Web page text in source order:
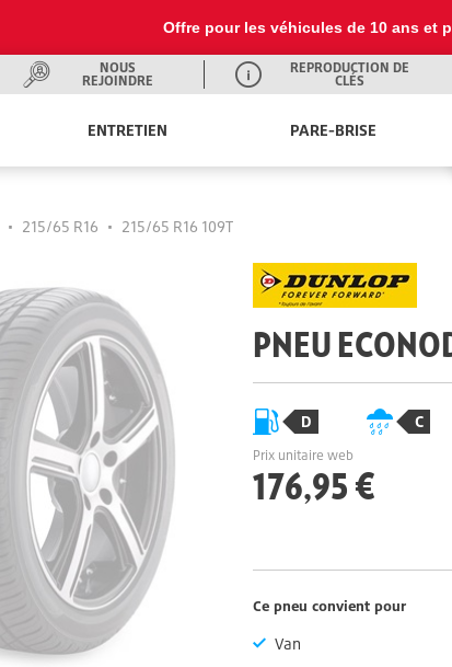
Offre pour les véhicules de 10 ans et
NOUS
REJOINDRE
REPRODUCTION DE
CLÉS
ENTRETIEN PARE-BRISE
• 215/65 R16 • 215/65 R16 109T
PNEU
D C
Prix unitaire web
176,95 €
Ce pneu convient pour
Van